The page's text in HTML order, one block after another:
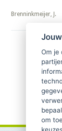
​​​​​​​Brenninkmeijer, J.
Gedoe
Om je
om